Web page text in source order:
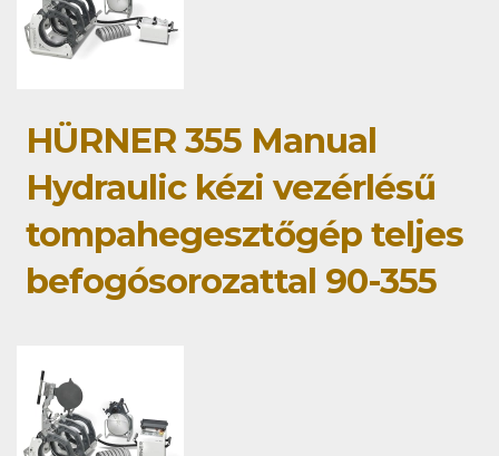
HÜRNER 355 Manual
Hydraulic kézi vezérlésű
tompahegesztőgép teljes
befogósorozattal 90-355